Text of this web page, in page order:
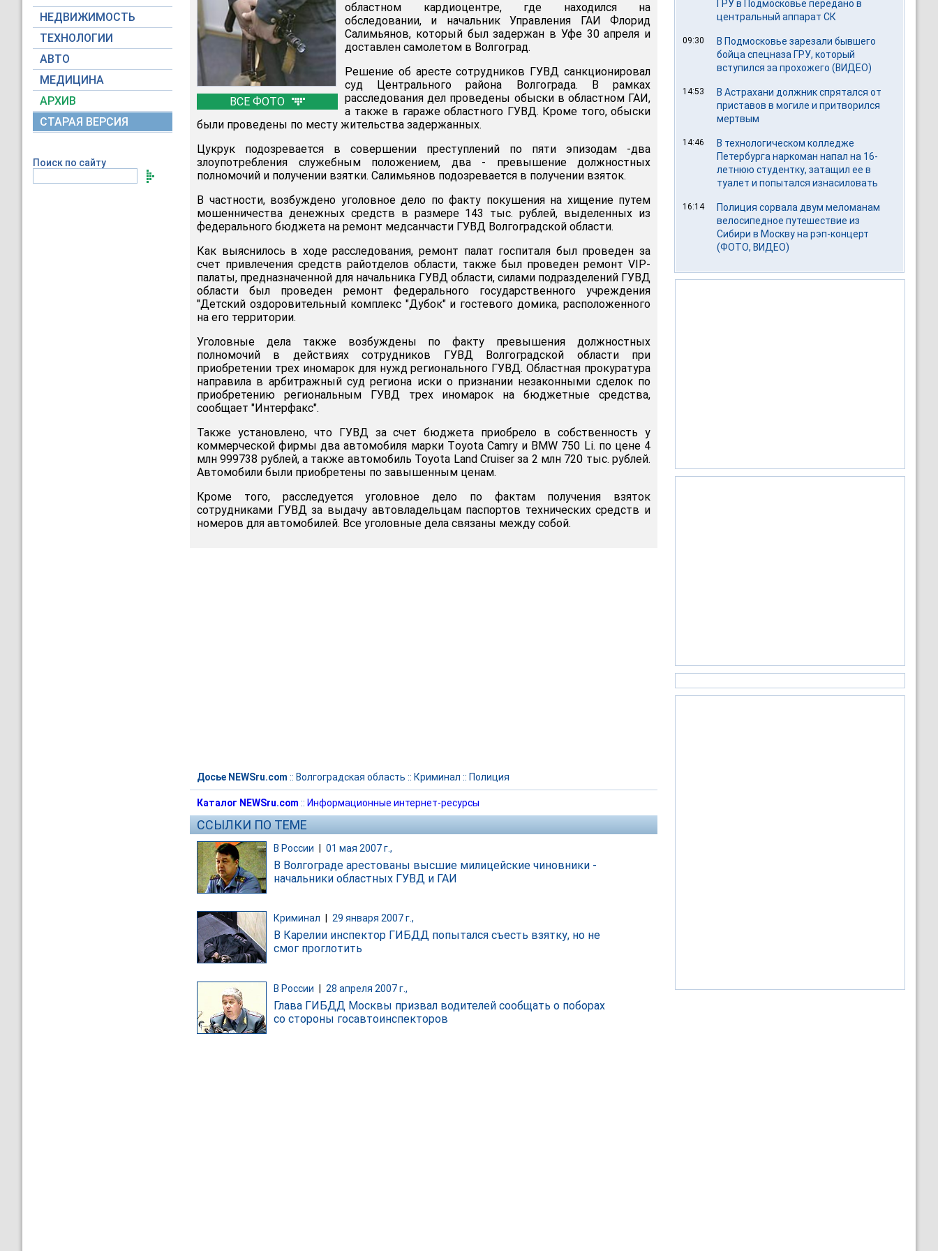
НЕДВИЖИМОСТЬ
ТЕХНОЛОГИИ
АВТО
МЕДИЦИНА
АРХИВ
СТАРАЯ ВЕРСИЯ
Поиск по сайту
ВСЕ ФОТО
областном кардиоцентре, где находился на
обследовании, и начальник Управления ГАИ Флорид
Салимьянов, который был задержан в Уфе 30 апреля и
доставлен самолетом в Волгоград.
Решение об аресте сотрудников ГУВД санкционировал
суд Центрального района Волгограда. В рамках
расследования дел проведены обыски в областном ГАИ,
а также в гараже областного ГУВД. Кроме того, обыски
были проведены по месту жительства задержанных.
Цукрук подозревается в совершении преступлений по пяти эпизодам -два
злоупотребления служебным положением, два - превышение должностных
полномочий и получении взятки. Салимьянов подозревается в получении взяток.
В частности, возбуждено уголовное дело по факту покушения на хищение путем
мошенничества денежных средств в размере 143 тыс. рублей, выделенных из
федерального бюджета на ремонт медсанчасти ГУВД Волгоградской области.
Как выяснилось в ходе расследования, ремонт палат госпиталя был проведен за
счет привлечения средств райотделов области, также был проведен ремонт VIP-
палаты, предназначенной для начальника ГУВД области, силами подразделений ГУВД
области был проведен ремонт федерального государственного учреждения
"Детский оздоровительный комплекс "Дубок" и гостевого домика, расположенного
на его территории.
Уголовные дела также возбуждены по факту превышения должностных
полномочий в действиях сотрудников ГУВД Волгоградской области при
приобретении трех иномарок для нужд регионального ГУВД. Областная прокуратура
направила в арбитражный суд региона иски о признании незаконными сделок по
приобретению региональным ГУВД трех иномарок на бюджетные средства,
сообщает "Интерфакс".
Также установлено, что ГУВД за счет бюджета приобрело в собственность у
коммерческой фирмы два автомобиля марки Тoyota Camry и BMW 750 Li. по цене 4
млн 999738 рублей, а также автомобиль Toyota Land Cruiser за 2 млн 720 тыс. рублей.
Автомобили были приобретены по завышенным ценам.
Кроме того, расследуется уголовное дело по фактам получения взяток
сотрудниками ГУВД за выдачу автовладельцам паспортов технических средств и
номеров для автомобилей. Все уголовные дела связаны между собой.
Досье NEWSru.com :: Волгоградская область :: Криминал :: Полиция
Каталог NEWSru.com :: Информационные интернет-ресурсы
ССЫЛКИ ПО ТЕМЕ
В России 01 мая 2007 г.,
В Волгограде арестованы высшие милицейские чиновники -
начальники областных ГУВД и ГАИ
Криминал 29 января 2007 г.,
В Карелии инспектор ГИБДД попытался съесть взятку, но не
смог проглотить
В России | 28 апреля 2007 г.,
Глава ГИБДД Москвы призвал водителей сообщать о поборах
со стороны госавтоинспекторов
ГРУ в Подмосковье передано в
центральный аппарат СК
09:30
В Подмосковье зарезали бывшего
бойца спецназа ГРУ, который
вступился за прохожего (ВИДЕО)
14:53
В Астрахани должник спрятался от
приставов в могиле и притворился
мертвым
14:46
В технологическом колледже
Петербурга наркоман напал на 16-
летнюю студентку, затащил ее в
туалет и попытался изнасиловать
16:14
Полиция сорвала двум меломанам
велосипедное путешествие из
Сибири в Москву на рэп-концерт
(ФОТО, ВИДЕО)